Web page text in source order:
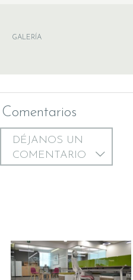
GALERÍA
Comentarios
DÉJANOS UN
COMENTARIO